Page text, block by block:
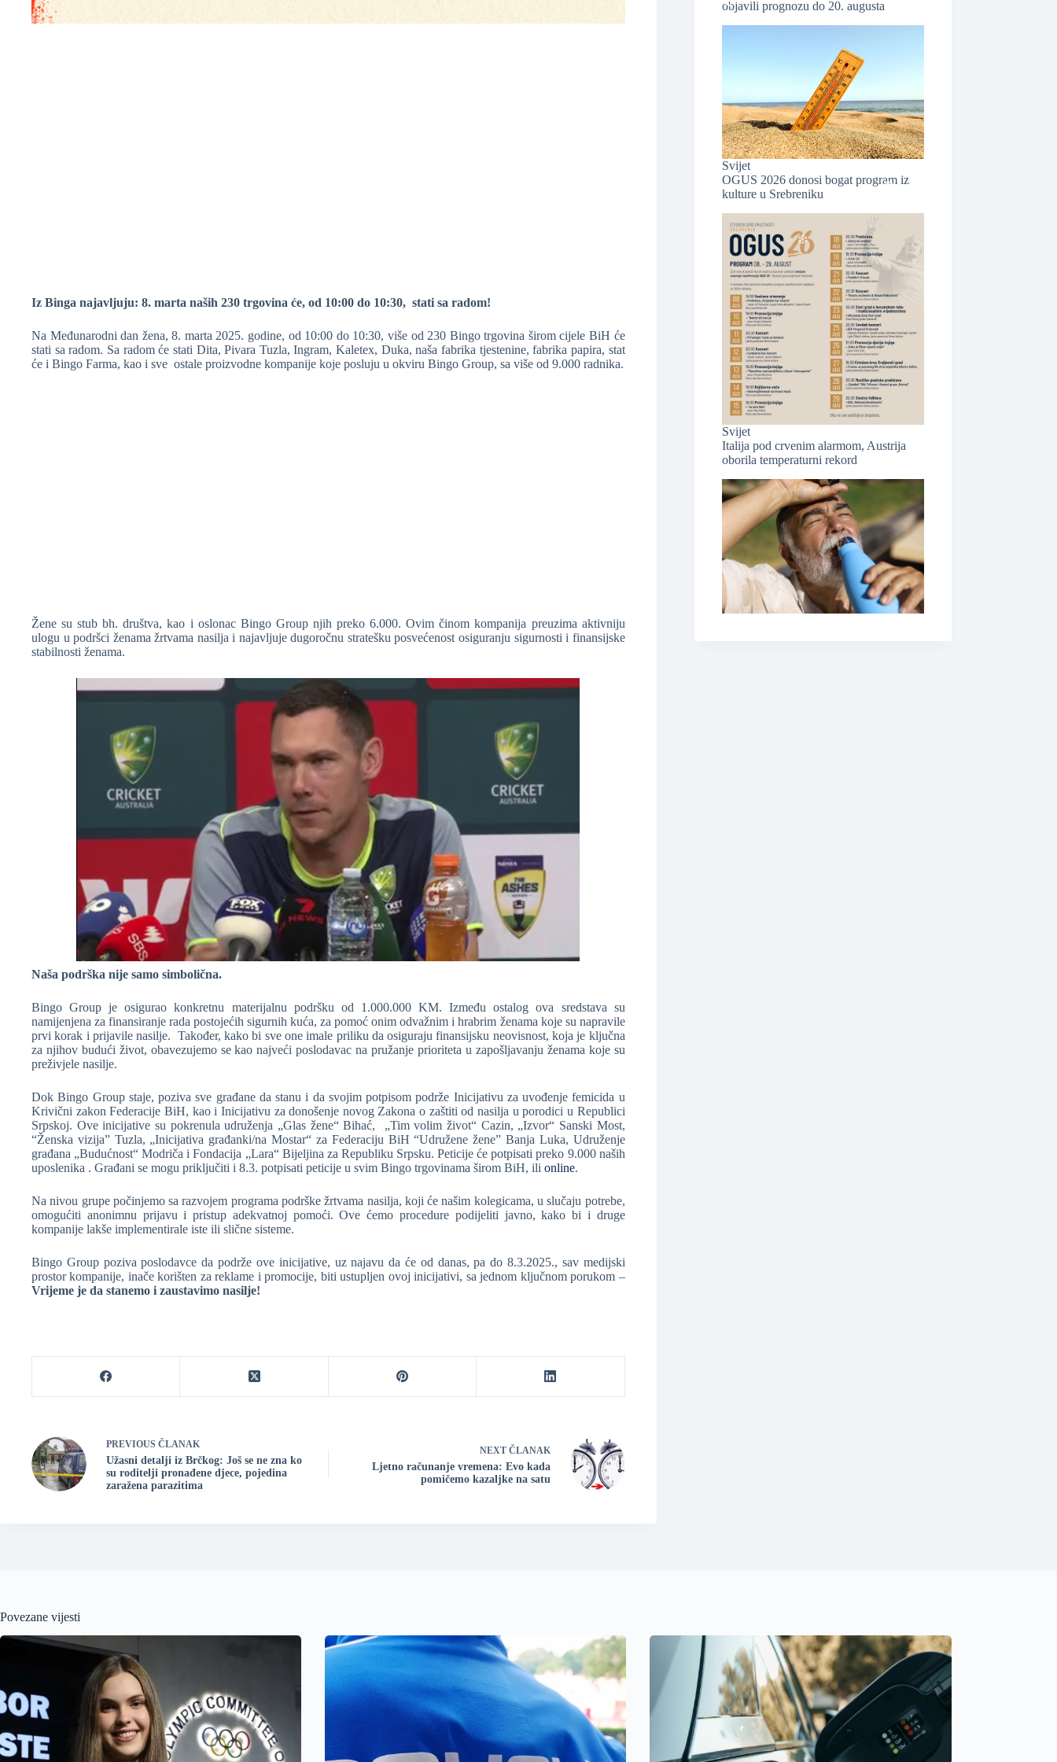
Iz Binga najavljuju: 8. marta naših 230 trgovina će, od 10:00 do 10:30, stati sa radom!
Na Međunarodni dan žena, 8. marta 2025. godine, od 10:00 do 10:30, više od 230 Bingo trgovina širom cijele BiH će
stati sa radom. Sa radom će stati Dita, Pivara Tuzla, Ingram, Kaletex, Duka, naša fabrika tjestenine, fabrika papira, stat
će i Bingo Farma, kao i sve ostale proizvodne kompanije koje posluju u okviru Bingo Group, sa više od 9.000 radnika.
Žene su stub bh. društva, kao i oslonac Bingo Group njih preko 6.000. Ovim činom kompanija preuzima aktivniju
ulogu u podršci ženama žrtvama nasilja i najavljuje dugoročnu stratešku posvećenost osiguranju sigurnosti i finansijske
stabilnosti ženama.
Naša podrška nije samo simbolična.
Bingo Group je osigurao konkretnu materijalnu podršku od 1.000.000 KM. Između ostalog ova sredstava su
namijenjena za finansiranje rada postojećih sigurnih kuća, za pomoć onim odvažnim i hrabrim ženama koje su napravile
prvi korak i prijavile nasilje. Također, kako bi sve one imale priliku da osiguraju finansijsku neovisnost, koja je ključna
za njihov budući život, obavezujemo se kao najveći poslodavac na pružanje prioriteta u zapošljavanju ženama koje su
preživjele nasilje.
Dok Bingo Group staje, poziva sve građane da stanu i da svojim potpisom podrže Inicijativu za uvođenje femicida u
Krivični zakon Federacije BiH, kao i Inicijativu za donošenje novog Zakona o zaštiti od nasilja u porodici u Republici
Srpskoj. Ove inicijative su pokrenula udruženja „Glas žene“ Bihać, „Tim volim život“ Cazin, „Izvor“ Sanski Most,
“Ženska vizija” Tuzla, „Inicijativa građanki/na Mostar“ za Federaciju BiH “Udružene žene” Banja Luka, Udruženje
građana „Budućnost“ Modriča i Fondacija „Lara“ Bijeljina za Republiku Srpsku. Peticije će potpisati preko 9.000 naših
uposlenika . Građani se mogu priključiti i 8.3. potpisati peticije u svim Bingo trgovinama širom BiH, ili online.
Na nivou grupe počinjemo sa razvojem programa podrške žrtvama nasilja, koji će našim kolegicama, u slučaju potrebe,
omogućiti anonimnu prijavu i pristup adekvatnoj pomoći. Ove ćemo procedure podijeliti javno, kako bi i druge
kompanije lakše implementirale iste ili slične sisteme.
Bingo Group poziva poslodavce da podrže ove inicijative, uz najavu da će od danas, pa do 8.3.2025., sav medijski
prostor kompanije, inače korišten za reklame i promocije, biti ustupljen ovoj inicijativi, sa jednom ključnom porukom –
Vrijeme je da stanemo i zaustavimo nasilje!
PREVIOUS ČLANAK
Užasni detalji iz Brčkog: Još se ne zna ko
su roditelji pronađene djece, pojedina
zaražena parazitima
NEXT ČLANAK
Ljetno računanje vremena: Evo kada
pomičemo kazaljke na satu
objavili prognozu do 20. augusta
Svijet
OGUS 2026 donosi bogat program iz
kulture u Srebreniku
Svijet
Italija pod crvenim alarmom, Austrija
oborila temperaturni rekord
Povezane vijesti
❆
❆
❆